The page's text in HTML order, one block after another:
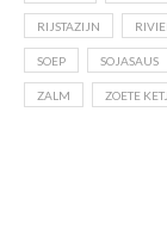
RIJSTAZIJN
SOEP SOJASAUS
ZALM ZOETE